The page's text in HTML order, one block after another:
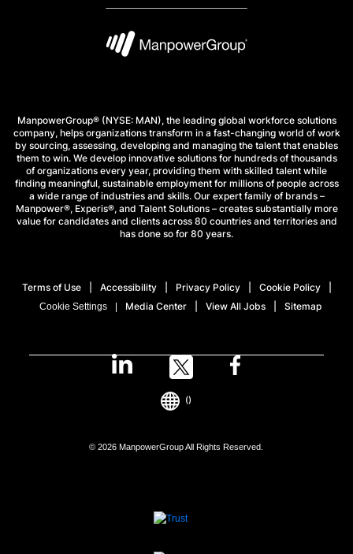
ManpowerGroup® (NYSE: MAN), the leading global workforce solutions
company, helps organizations transform in a fast-changing world of work
by sourcing, assessing, developing and managing the talent that enables
them to win. We develop innovative solutions for hundreds of thousands
of organizations every year, providing them with skilled talent while
finding meaningful, sustainable employment for millions of people across
a wide range of industries and skills. Our expert family of brands –
Manpower®, Experis®, and Talent Solutions – creates substantially more
value for candidates and clients across 80 countries and territories and
has done so for 80 years.
Terms of Use Accessibility Privacy Policy Cookie Policy
Cookie Settings Media Center View All Jobs Sitemap
© 2026 ManpowerGroup All Rights Reserved.
()